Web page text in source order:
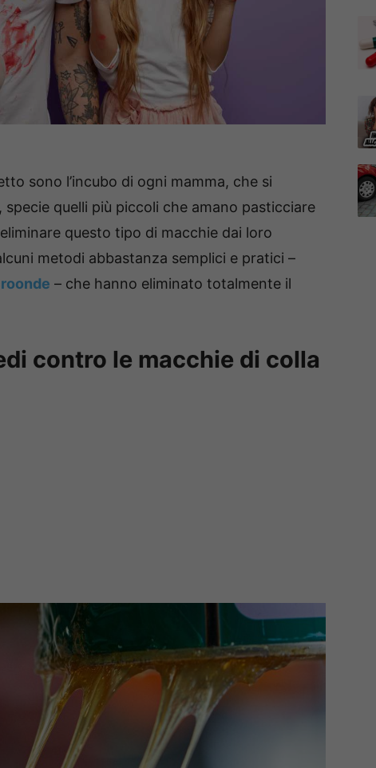
sono l’incubo di ogni mamma, che si
quelli più piccoli che amano pasticciare
questo tipo di macchie dai loro
metodi abbastanza semplici e pratici –
– che hanno eliminato totalmente il
contro le macchie di colla